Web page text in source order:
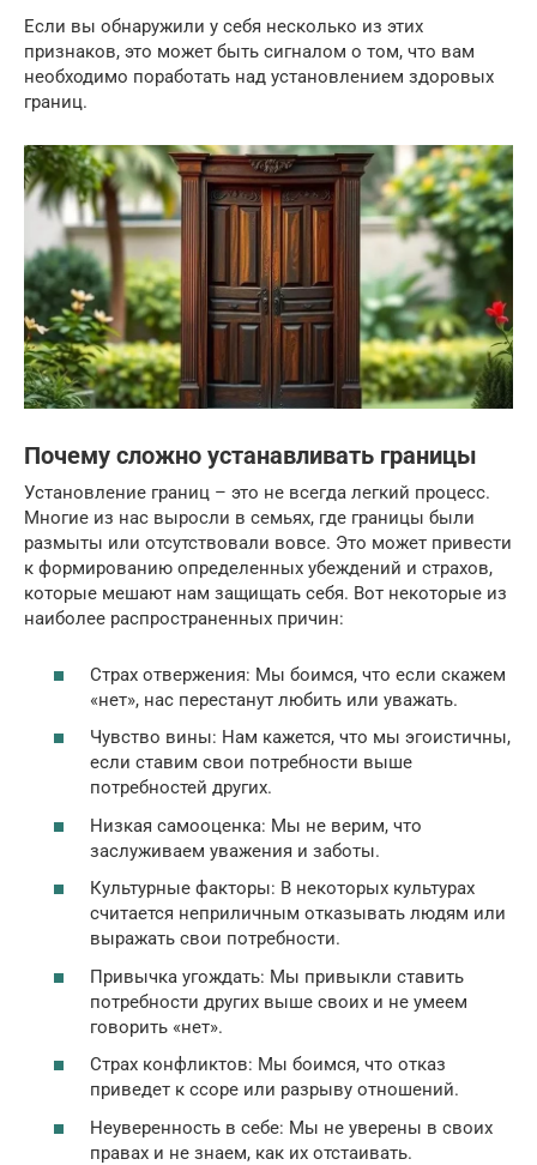
Если вы обнаружили у себя несколько из этих
признаков, это может быть сигналом о том, что вам
необходимо поработать над установлением здоровых
границ.
Почему сложно устанавливать границы
Установление границ – это не всегда легкий процесс.
Многие из нас выросли в семьях, где границы были
размыты или отсутствовали вовсе. Это может привести
к формированию определенных убеждений и страхов,
которые мешают нам защищать себя. Вот некоторые из
наиболее распространенных причин:
Страх отвержения: Мы боимся, что если скажем
«нет», нас перестанут любить или уважать.
Чувство вины: Нам кажется, что мы эгоистичны,
если ставим свои потребности выше
потребностей других.
Низкая самооценка: Мы не верим, что
заслуживаем уважения и заботы.
Культурные факторы: В некоторых культурах
считается неприличным отказывать людям или
выражать свои потребности.
Привычка угождать: Мы привыкли ставить
потребности других выше своих и не умеем
говорить «нет».
Страх конфликтов: Мы боимся, что отказ
приведет к ссоре или разрыву отношений.
Неуверенность в себе: Мы не уверены в своих
правах и не знаем, как их отстаивать.